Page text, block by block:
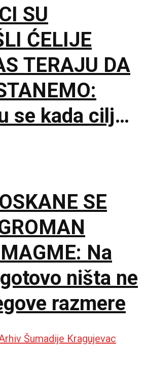
SU
ĆELIJE
TERAJU DA
se kada cilj
SE
Na
ništa ne
razmere